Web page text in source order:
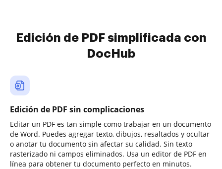
Edición de PDF simplificada con
DocHub
Edición de PDF sin complicaciones
Editar un PDF es tan simple como trabajar en un documento
de Word. Puedes agregar texto, dibujos, resaltados y ocultar
o anotar tu documento sin afectar su calidad. Sin texto
rasterizado ni campos eliminados. Usa un editor de PDF en
línea para obtener tu documento perfecto en minutos.